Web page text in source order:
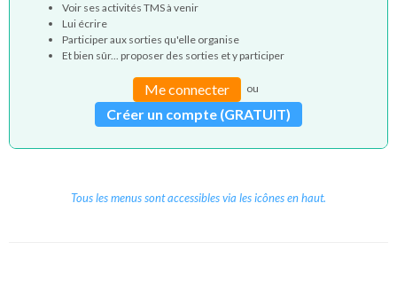
Voir ses activités TMS à venir
Lui écrire
Participer aux sorties qu'elle organise
Et bien sûr... proposer des sorties et y participer
Me connecter ou
Créer un compte (GRATUIT)
Tous les menus sont accessibles via les icônes en haut.